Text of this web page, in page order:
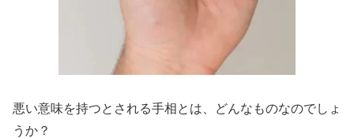
悪い意味を持つとされる手相とは、どんなものなのでしょ
うか？